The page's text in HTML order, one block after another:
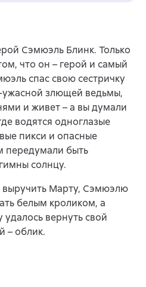
Сэмюэль Блинк. Только
что он – герой и самый
спас свою сестричку
злющей ведьмы,
и живет – а вы думали
водятся одноглазые
пикси и опасные
передумали быть
солнцу.
выручить Марту, Сэмюэлю
белым кроликом, а
вернуть свой
– облик.